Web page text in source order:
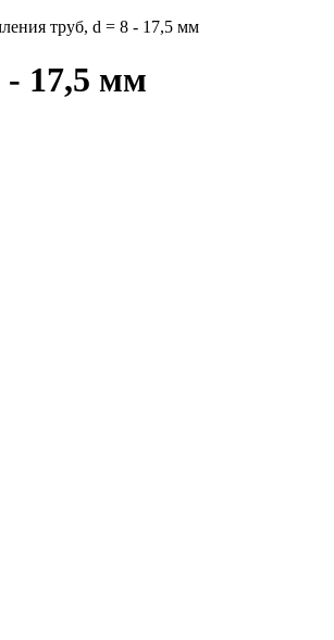
труб, d = 8 - 17,5 мм
- 17,5 мм